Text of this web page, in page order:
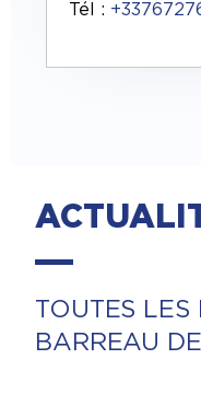
Tél :
TOUTES LES
BARREAU